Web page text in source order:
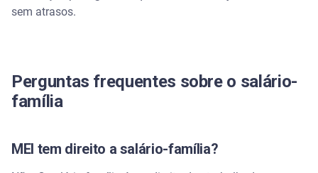
sem atrasos.
Perguntas frequentes sobre o salário-
família
MEI tem direito a salário-família?